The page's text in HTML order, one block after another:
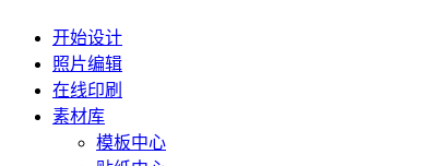
开始设计
照片编辑
在线印刷
素材库
模板中心